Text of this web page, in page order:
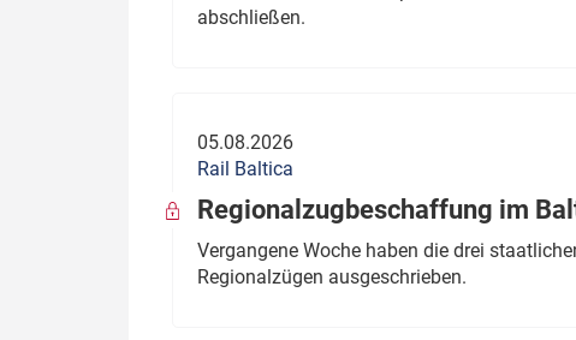
abschließen.
05.08.2026
Rail Baltica
Regionalzugbeschaffung im
Vergangene Woche haben die drei
Regionalzügen ausgeschrieben.